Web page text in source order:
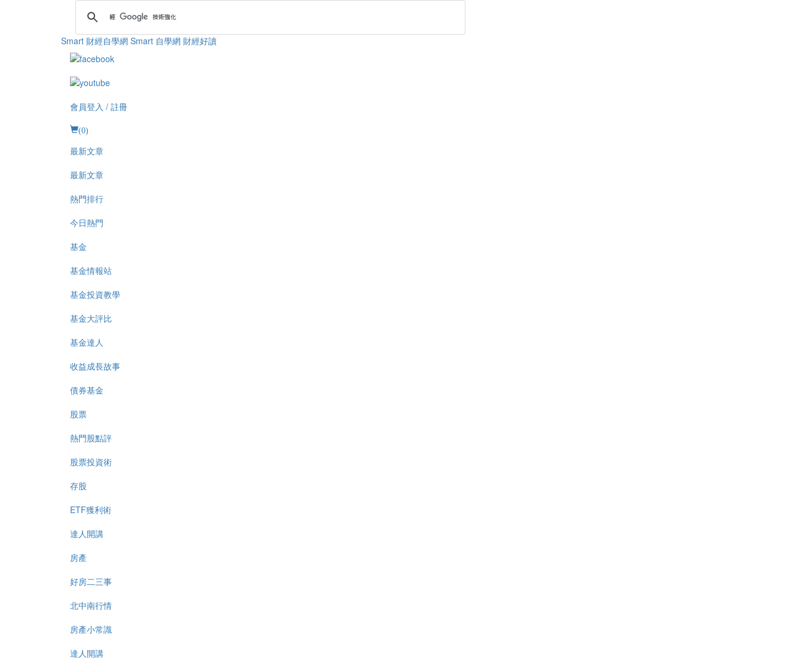
Smart 財經自學網 Smart 自學網 財經好讀
會員登入 / 註冊
(0)
最新文章
最新文章
熱門排行
今日熱門
基金
基金情報站
基金投資教學
基金大評比
基金達人
收益成長故事
債券基金
股票
熱門股點評
股票投資術
存股
ETF獲利術
達人開講
房產
好房二三事
北中南行情
房產小常識
達人開講